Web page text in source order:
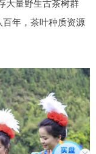
大量野生古茶树群
年，茶叶种质资源